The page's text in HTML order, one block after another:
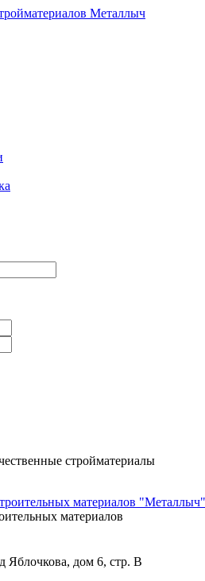
стройматериалы
материалов
Яблочкова, дом 6, стр. В